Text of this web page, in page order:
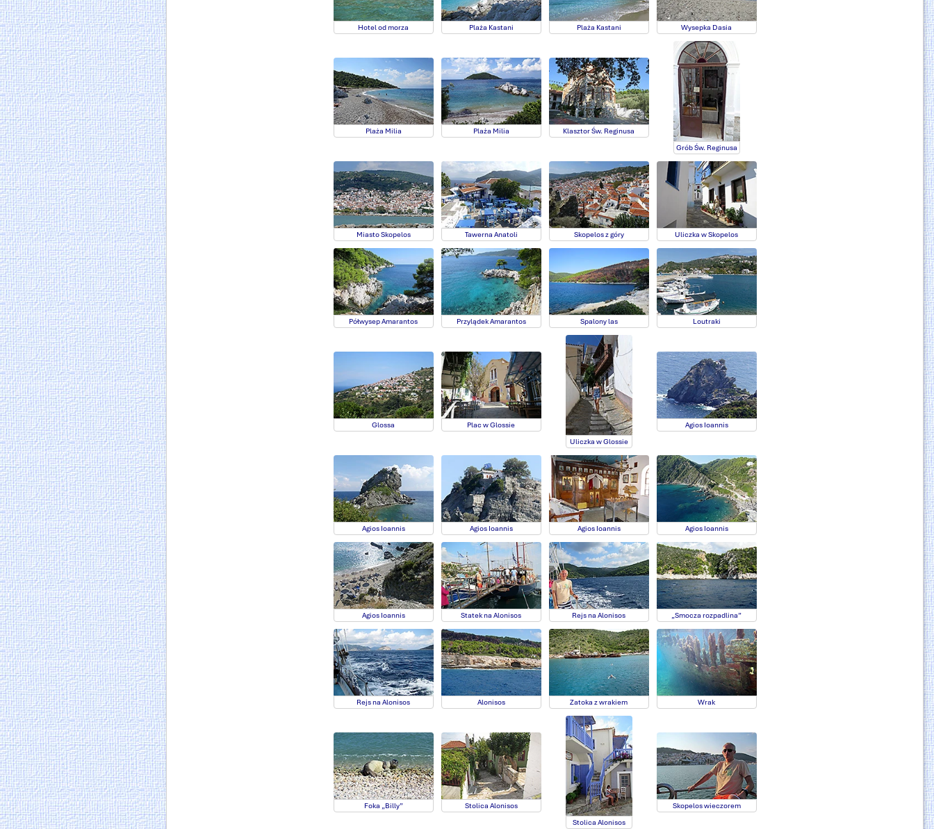
Hotel od morza Plaża Kastani Plaża Kastani Wysepka Dasia
Plaża Milia Plaża Milia
Klasztor Św. Reginusa
Grób Św. Reginusa
Miasto Skopelos Tawerna Anatoli Skopelos z góry Uliczka w Skopelos
Półwysep Amarantos Przylądek Amarantos Spalony las Loutraki
Glossa
Plac w Glossie
Uliczka w Glossie
Agios Ioannis
Agios Ioannis Agios Ioannis Agios Ioannis Agios Ioannis
Agios Ioannis Statek na Alonisos Rejs na Alonisos „Smocza rozpadlina”
Rejs na Alonisos Alonisos Zatoka z wrakiem Wrak
Foka „Billy”
Stolica Alonisos
Stolica Alonisos
Skopelos wieczorem